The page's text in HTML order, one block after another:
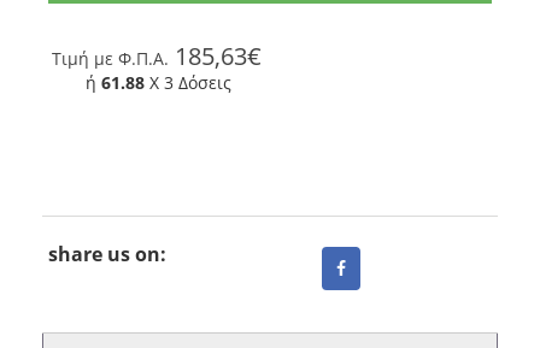
Tιμή με Φ.Π.Α. 185,63€
ή 61.88 X 3 Δόσεις
share us on: